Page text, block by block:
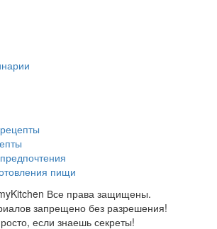
пищи
Все права защищены.
запрещено без разрешения!
если знаешь секреты!